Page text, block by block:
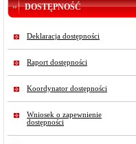
DOSTĘPNOŚĆ
Deklaracja dostępności
Raport dostępności
Koordynator dostępności
Wniosek o zapewnienie
dostępności